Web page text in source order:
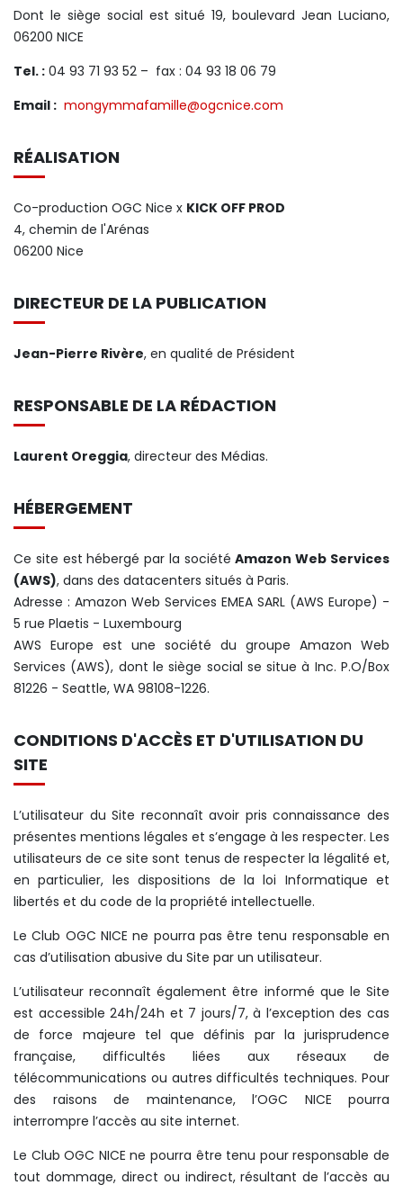
Dont le siège social est situé 19, boulevard Jean Luciano,
06200 NICE
Tel. : 04 93 71 93 52 – fax : 04 93 18 06 79
Email : mongymmafamille@ogcnice.com
RÉALISATION
Co-production OGC Nice x KICK OFF PROD
4, chemin de l'Arénas
06200 Nice
DIRECTEUR DE LA PUBLICATION
Jean-Pierre Rivère, en qualité de Président
RESPONSABLE DE LA RÉDACTION
Laurent Oreggia, directeur des Médias.
HÉBERGEMENT
Ce site est hébergé par la sociétéAmazon Web Services
(AWS), dans des datacenters situés à Paris.
Adresse : Amazon Web Services EMEA SARL (AWS Europe) -
5 rue Plaetis - Luxembourg
AWS Europe est une société du groupe Amazon Web
Services (AWS), dont le siège social se situe à Inc. P.O/Box
81226 - Seattle, WA 98108-1226.
CONDITIONS D'ACCÈS ET D'UTILISATION DU
SITE
L’utilisateur du Site reconnaît avoir pris connaissance des
présentes mentions légales et s’engage à les respecter. Les
utilisateurs de ce site sont tenus de respecter la légalité et,
en particulier, les dispositions de la loi Informatique et
libertés et du code de la propriété intellectuelle.
Le Club OGC NICE ne pourra pas être tenu responsable en
cas d’utilisation abusive du Site par un utilisateur.
L’utilisateur reconnaît également être informé que le Site
est accessible 24h/24h et 7 jours/7, à l’exception des cas
de force majeure tel que définis par la jurisprudence
française, difficultés liées aux réseaux de
télécommunications ou autres difficultés techniques. Pour
des raisons de maintenance, l’OGC NICE pourra
interrompre l’accès au site internet.
Le Club OGC NICE ne pourra être tenu pour responsable de
tout dommage, direct ou indirect, résultant de l’accès au